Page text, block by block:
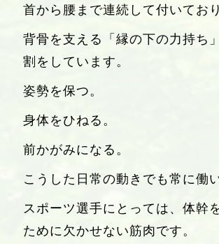
首から腰まで連続して付いており
背骨を支える「縁の下の力持ち
割をしています。
姿勢を保つ。
身体をひねる。
前かがみになる。
こうした日常の動きでも常に働
スポーツ選手にとっては、体幹
ために欠かせない筋肉です。